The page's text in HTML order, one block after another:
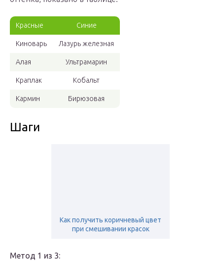
Красные Синие
Киноварь Лазурь железная
Алая Ультрамарин
Краплак Кобальт
Кармин Бирюзовая
Шаги
Как получить коричневый цвет
при смешивании красок
Метод 1 из 3: